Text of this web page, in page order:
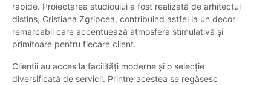
rapide. Proiectarea studioului a fost realizată de arhitectul
distins, Cristiana Zgripcea, contribuind astfel la un decor
remarcabil care accentuează atmosfera stimulativă și
primitoare pentru fiecare client.
Clienții au acces la facilități moderne și o selecție
diversificată de servicii. Printre acestea se regăsesc